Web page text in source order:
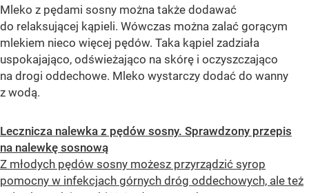
Mleko z pędami sosny można także dodawać
do relaksującej kąpieli. Wówczas można zalać gorącym
mlekiem nieco więcej pędów. Taka kąpiel zadziała
uspokajająco, odświeżająco na skórę i oczyszczająco
na drogi oddechowe. Mleko wystarczy dodać do wanny
z wodą.
Lecznicza nalewka z pędów sosny. Sprawdzony przepis
na nalewkę sosnową
Z młodych pędów sosny możesz przyrządzić syrop
pomocny w infekcjach górnych dróg oddechowych, ale też